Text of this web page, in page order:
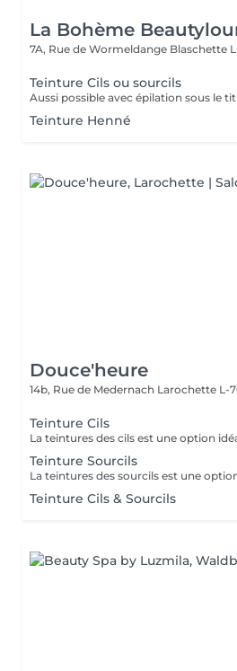
La Bohème
7A, Rue de Wormeldange Blaschette
Teinture Cils ou sourcils
Teinture Henné
Douce'heure
14b, Rue de Medernach Larochette L-
Teinture Cils
Teinture Sourcils
Teinture Cils & Sourcils